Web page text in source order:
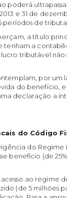
poderá
e 31 de
períodos de
a título
a
tributável
por um
do benefício,
declaração a
do Código
do Regime
benefício (de
ao regime
(de 5 milhões